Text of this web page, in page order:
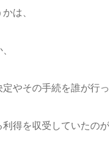
は、
その手続を誰が行っ
を収受していたのが